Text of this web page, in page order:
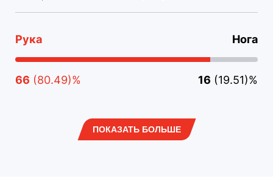
Рука Нога
66 (80.49)% 16 (19.51)%
ПОКАЗАТЬ БОЛЬШЕ